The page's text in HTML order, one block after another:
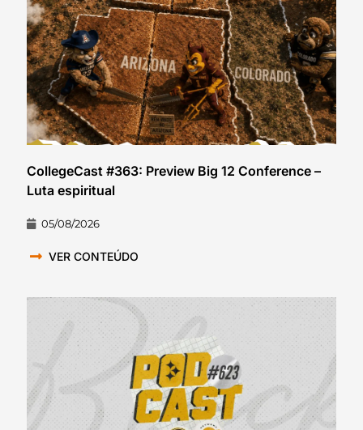
CollegeCast #363: Preview Big 12 Conference –
Luta espiritual
05/08/2026
VER CONTEÚDO